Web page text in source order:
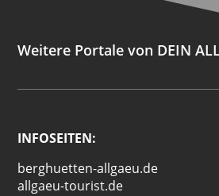
Weitere Portale von DEIN
INFOSEITEN:
berghuetten-allgaeu.de
allgaeu-tourist.de